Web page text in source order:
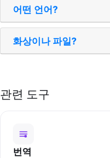
어떤 언어?
화상이나 파일?
관련 도구
번역